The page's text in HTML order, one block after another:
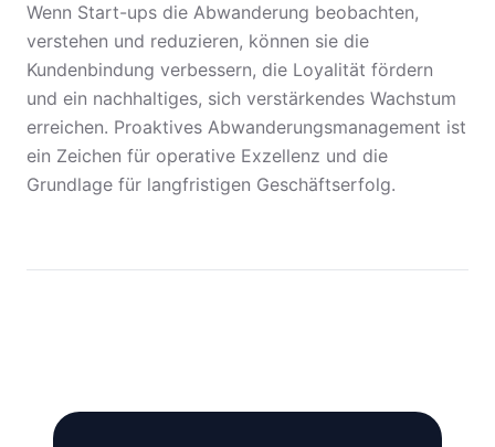
Wenn Start-ups die Abwanderung beobachten,
verstehen und reduzieren, können sie die
Kundenbindung verbessern, die Loyalität fördern
und ein nachhaltiges, sich verstärkendes Wachstum
erreichen. Proaktives Abwanderungsmanagement ist
ein Zeichen für operative Exzellenz und die
Grundlage für langfristigen Geschäftserfolg.